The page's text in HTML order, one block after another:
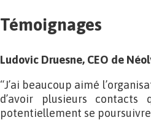
Témoignages
Ludovic Druesne, CEO de
“J’ai beaucoup aimé
d’avoir plusieurs
potentiellement se